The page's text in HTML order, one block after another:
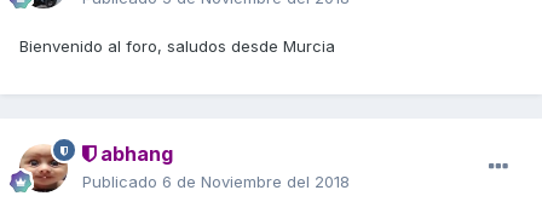
Bienvenido al foro, saludos desde Murcia
abhang
Publicado 6 de Noviembre del 2018